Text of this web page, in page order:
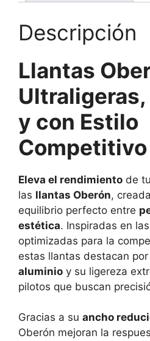
Descripción
Llantas
y con Estilo
Competitivo
Eleva el rendimiento de
las llantas Oberón,
equilibrio perfecto entre
estética. Inspiradas en las
optimizadas para la
estas llantas destacan por
aluminio y su ligereza
pilotos que buscan
Gracias a su ancho
Oberón mejoran la